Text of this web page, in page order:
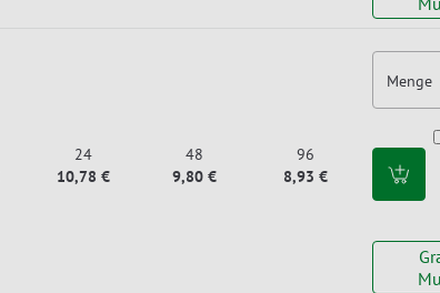
24
10,78 €
48
9,80 €
96
8,93 €
Menge